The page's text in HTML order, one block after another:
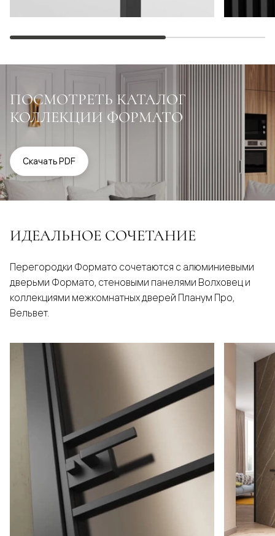
ПОСМОТРЕТЬ КАТАЛОГ
КОЛЛЕКЦИИ ФОРМАТО
Скачать PDF
ИДЕАЛЬНОЕ СОЧЕТАНИЕ
Перегородки Формато сочетаются с алюминиевыми
дверьми Формато, стеновыми панелями Волховец и
коллекциями межкомнатных дверей Планум Про,
Вельвет.